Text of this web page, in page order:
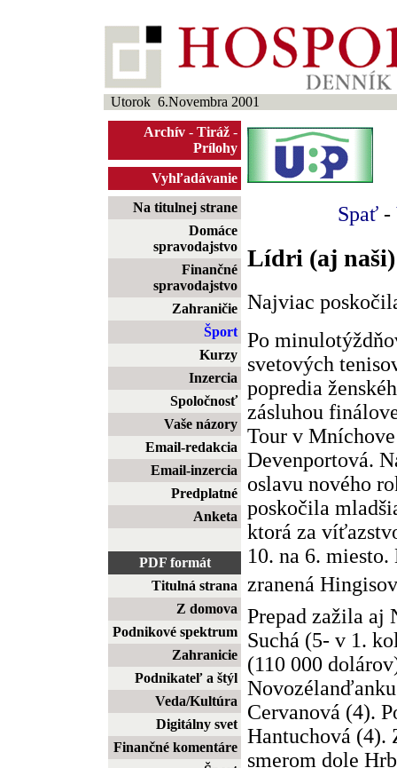
Utorok 6.Novembra 2001
Archív - Tiráž -
Prílohy
Vyhľadávanie
Na titulnej strane
Domáce
spravodajstvo
Finančné
spravodajstvo
Zahraničie
Šport
Kurzy
Inzercia
Spoločnosť
Vaše názory
Email-redakcia
Email-inzercia
Predplatné
Anketa
PDF formát
Titulná strana
Z domova
Podnikové spektrum
Zahranicie
Podnikateľ a štýl
Veda/Kultúra
Digitálny svet
Finančné komentáre
Spať -
Lídri (aj
Najviac
Po
svetových
popredia
zásluhou
Tour v
Devenportová.
oslavu nového
poskočila
ktorá za
10. na 6.
zranená
Prepad zažila aj
Suchá (5- v 1.
(110 000
Cervanová (4).
Hantuchová (4).
smerom dole